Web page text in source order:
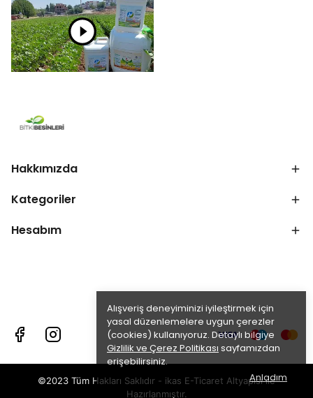
Alışveriş deneyiminizi iyileştirmek için
yasal düzenlemelere uygun çerezler
(cookies) kullanıyoruz. Detaylı bilgiye
Gizlilik ve Çerez Politikası sayfamızdan
erişebilirsiniz.
Anladım
Hakkımızda
Kategoriler
Hesabım
©2023 Tüm Hakları Saklıdır - ikas E-Ticaret Altyapısı ile
Hazırlanmıştır.